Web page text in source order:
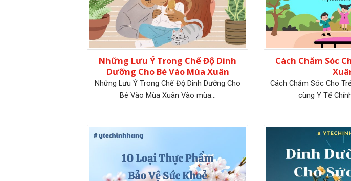
Những Lưu Ý Trong Chế Độ Dinh
Dưỡng Cho Bé Vào Mùa Xuân
Những Lưu Ý Trong Chế Độ Dinh Dưỡng Cho
Bé Vào Mùa Xuân Vào mùa...
Cách Chăm Sóc
Cách Chăm Sóc Cho
cùng Y Tế